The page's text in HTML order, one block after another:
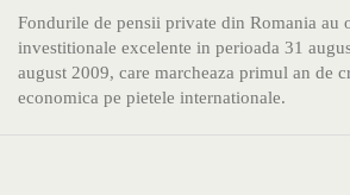
Fondurile de pensii private din Romania au
investitionale excelente in perioada 31
august 2009, care marcheaza primul an de
economica pe pietele internationale.